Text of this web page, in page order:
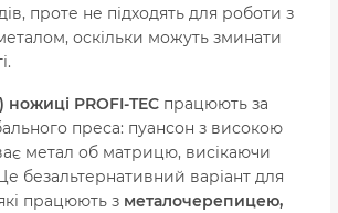
проте не підходять для роботи з
оскільки можуть зминати
ножиці PROFI-TEC працюють за
преса: пуансон з високою
метал об матрицю, висікаючи
безальтернативний варіант для
працюють з металочерепицею,